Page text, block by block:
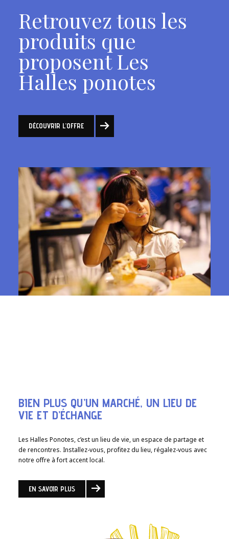
Retrouvez tous les
produits que
proposent Les
Halles ponotes
DÉCOUVRIR L’OFFRE
BIEN PLUS QU’UN MARCHÉ, UN LIEU DE
VIE ET D’ÉCHANGE
Les Halles Ponotes, c’est un lieu de vie, un espace de partage et
de rencontres. Installez-vous, profitez du lieu, régalez-vous avec
notre offre à fort accent local.
EN SAVOIR PLUS